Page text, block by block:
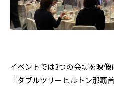
イベントでは3つの会場を映
「ダブルツリーヒルトン那覇